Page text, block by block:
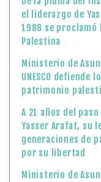
el liderazgo de
1988 se proclamó
Palestina
Ministerio de
UNESCO defiende
patrimonio
A 21 años del
Yasser Arafat, su
generaciones de
por su libertad
Ministerio de